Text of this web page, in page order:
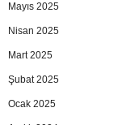
Mayıs 2025
Nisan 2025
Mart 2025
Şubat 2025
Ocak 2025